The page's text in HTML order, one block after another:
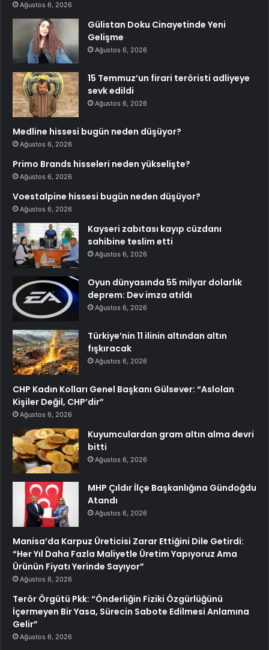
Ağustos 6, 2026
Gülistan Doku Cinayetinde Yeni
Gelişme
Ağustos 6, 2026
15 Temmuz’un firari teröristi adliyeye
sevk edildi
Ağustos 6, 2026
Medline hissesi bugün neden düşüyor?
Ağustos 6, 2026
Primo Brands hisseleri neden yükselişte?
Ağustos 6, 2026
Voestalpine hissesi bugün neden düşüyor?
Ağustos 6, 2026
Kayseri zabıtası kayıp cüzdanı
sahibine teslim etti
Ağustos 6, 2026
Oyun dünyasında 55 milyar dolarlık
deprem: Dev imza atıldı
Ağustos 6, 2026
Türkiye’nin 11 ilinin altından altın
fışkıracak
Ağustos 6, 2026
CHP Kadın Kolları Genel Başkanı Gülsever: “Aslolan
Kişiler Değil, CHP’dir”
Ağustos 6, 2026
Kuyumculardan gram altın alma devri
bitti
Ağustos 6, 2026
MHP Çıldır İlçe Başkanlığına Gündoğdu
Atandı
Ağustos 6, 2026
Manisa’da Karpuz Üreticisi Zarar Ettiğini Dile Getirdi:
“Her Yıl Daha Fazla Maliyetle Üretim Yapıyoruz Ama
Ürünün Fiyatı Yerinde Sayıyor”
Ağustos 6, 2026
Terör Örgütü Pkk: “Önderliğin Fiziki Özgürlüğünü
İçermeyen Bir Yasa, Sürecin Sabote Edilmesi Anlamına
Gelir”
Ağustos 6, 2026